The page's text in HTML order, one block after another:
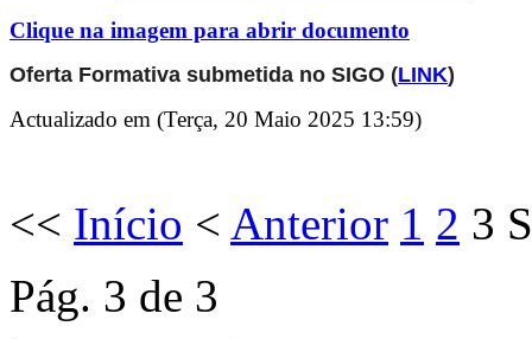
Clique na imagem para abrir documento
Oferta Formativa submetida no SIGO (LINK)
Actualizado em (Terça, 20 Maio 2025 13:59)
<< Início < Anterior 1 2 3
Pág. 3 de 3